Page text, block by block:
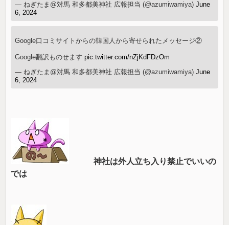
— ねぎたま@対馬 和多都美神社 広報担当 (@azumiwamiya)June
6, 2024
Google口コミサイトからの韓国人から寄せられたメッセージ②
Google翻訳ものせますpic.twitter.com/nZjKdFDzOm
— ねぎたま@対馬 和多都美神社 広報担当 (@azumiwamiya)June
6, 2024
神社は外人立ち入り禁止でいいの
では